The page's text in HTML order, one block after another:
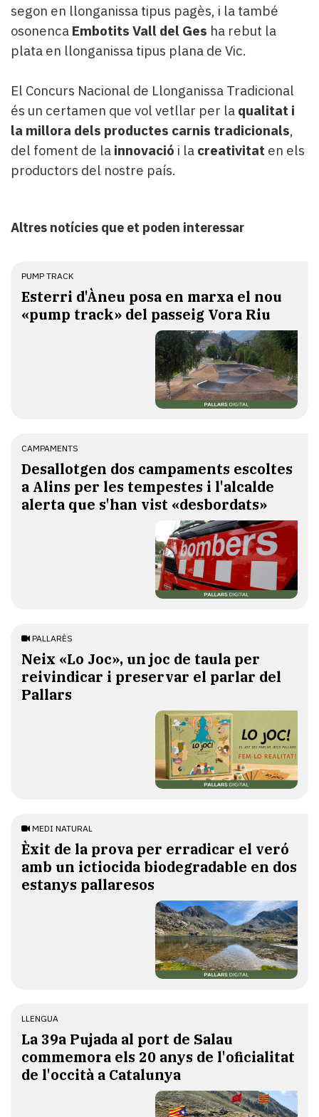
segon en llonganissa tipus pagès, i la també
osonenca Embotits Vall del Ges ha rebut la
plata en llonganissa tipus plana de Vic.
El Concurs Nacional de Llonganissa Tradicional
és un certamen que vol vetllar per la qualitat i
la millora dels productes carnis tradicionals,
del foment de la innovació i la creativitat en els
productors del nostre país.
Altres notícies que et poden interessar
PUMP TRACK
Esterri d'Àneu posa en marxa el nou
«pump track» del passeig Vora Riu
CAMPAMENTS
​Desallotgen dos campaments escoltes
a Alins per les tempestes i l'alcalde
alerta que s'han vist «desbordats»
PALLARÈS
​Neix «Lo Joc», un joc de taula per
reivindicar i preservar el parlar del
Pallars
MEDI NATURAL
Èxit de la prova per erradicar el veró
amb un ictiocida biodegradable en dos
estanys pallaresos
LLENGUA
​La 39a Pujada al port de Salau
commemora els 20 anys de l'oficialitat
de l'occità a Catalunya